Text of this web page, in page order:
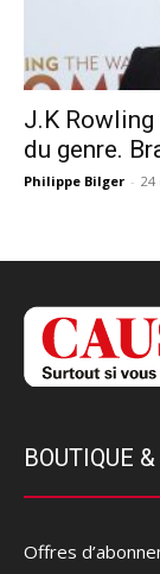
J.K
du genre.
Philippe Bilger - 24
BOUTIQUE
Offres